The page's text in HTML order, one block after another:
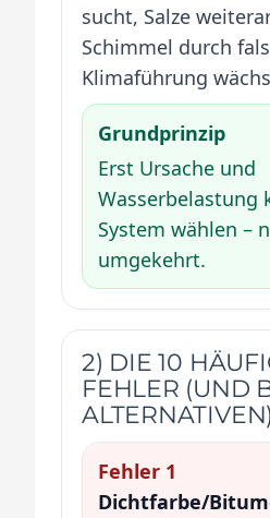
sucht, Salze
Schimmel durch
Klimaführung
Grundprinzip
Erst Ursache und
Wasserbelastung
System wählen –
umgekehrt.
2) DIE 10
FEHLER (UND
ALTERNATIVEN)
Fehler 1
Dichtfarbe/